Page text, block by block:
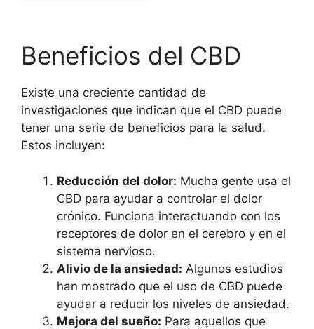
30
cantidad
Beneficios del CBD
Existe una creciente cantidad de
investigaciones que indican que el CBD puede
tener una serie de beneficios para la salud.
Estos incluyen:
Reducción del dolor: Mucha gente usa el
CBD para ayudar a controlar el dolor
crónico. Funciona interactuando con los
receptores de dolor en el cerebro y en el
sistema nervioso.
Alivio de la ansiedad: Algunos estudios
han mostrado que el uso de CBD puede
ayudar a reducir los niveles de ansiedad.
Mejora del sueño: Para aquellos que